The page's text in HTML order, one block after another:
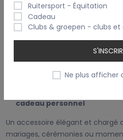
Caractéristiques :
30 × 30 cm
Personnalisation avec
Texte brodé selon votre
cadeau personnel
Un accessoire élégant et chargé
mariages, cérémonies ou
Ruitersport - Équitation
Cadeau
Clubs & groepen - clubs et
Ne plus afficher